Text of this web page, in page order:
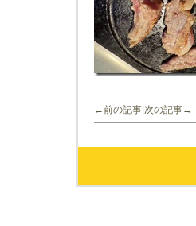
←前の記事 次の記事→